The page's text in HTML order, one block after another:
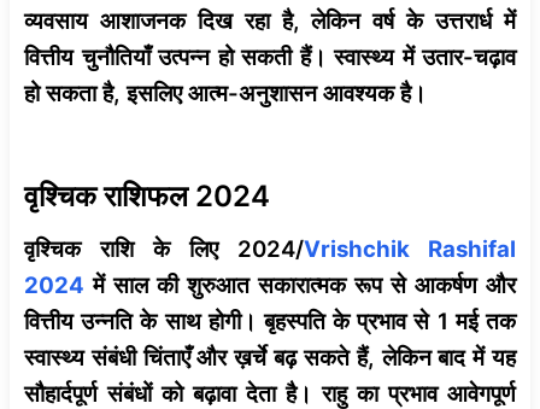
व्यवसाय आशाजनक दिख रहा है, लेकिन वर्ष के उत्तरार्ध में
वित्तीय चुनौतियाँ उत्पन्न हो सकती हैं। स्वास्थ्य में उतार-चढ़ाव
हो सकता है, इसलिए आत्म-अनुशासन आवश्यक है।
वृश्चिक राशिफल 2024
वृश्चिक राशि के लिए 2024/Vrishchik Rashifal
2024 में साल की शुरुआत सकारात्मक रूप से आकर्षण और
वित्तीय उन्नति के साथ होगी। बृहस्पति के प्रभाव से 1 मई तक
स्वास्थ्य संबंधी चिंताएँ और ख़र्चे बढ़ सकते हैं, लेकिन बाद में यह
सौहार्दपूर्ण संबंधों को बढ़ावा देता है। राहु का प्रभाव आवेगपूर्ण